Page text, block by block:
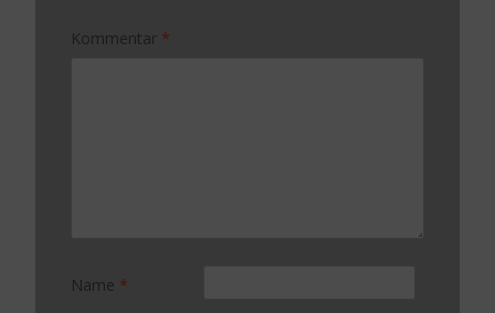
Kommentar *
Name *